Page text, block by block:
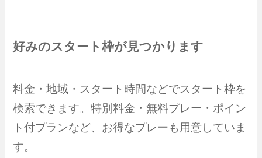
好みのスタート枠が見つかります
料金・地域・スタート時間などでスタート枠を
検索できます。特別料金・無料プレー・ポイン
ト付プランなど、お得なプレーも用意していま
す。